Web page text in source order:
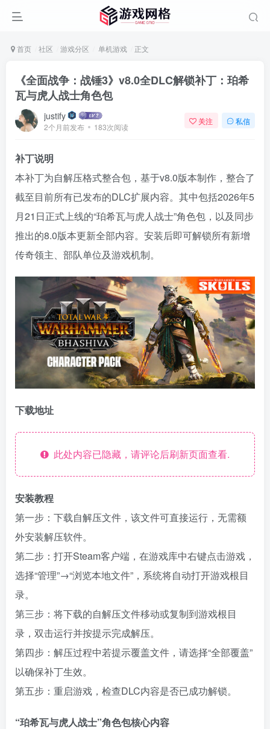
杂烩
热度
关注
1676热度
关注
866热度
关注
547热度
关注
首页 社区 游戏分区 单机游戏 正文
《全面战争：战锤3》v8.0全DLC解锁补丁：珀希
瓦与虎人战士角色包
justify
2个月前发布 183次阅读
关注 私信
补丁说明
本补丁为自解压格式整合包，基于v8.0版本制作，整合了
截至目前所有已发布的DLC扩展内容。其中包括2026年5
月21日正式上线的“珀希瓦与虎人战士”角色包，以及同步
推出的8.0版本更新全部内容。安装后即可解锁所有新增
传奇领主、部队单位及游戏机制。
下载地址
此处内容已隐藏，请评论后刷新页面查看.
安装教程
第一步：下载自解压文件，该文件可直接运行，无需额
外安装解压软件。
第二步：打开Steam客户端，在游戏库中右键点击游戏，
选择“管理”→“浏览本地文件”，系统将自动打开游戏根目
录。
第三步：将下载的自解压文件移动或复制到游戏根目
录，双击运行并按提示完成解压。
第四步：解压过程中若提示覆盖文件，请选择“全部覆盖”
以确保补丁生效。
第五步：重启游戏，检查DLC内容是否已成功解锁。
“珀希瓦与虎人战士”角色包核心内容